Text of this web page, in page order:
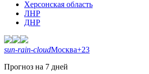
Херсонская область
ЛНР
ДНР
sun-rain-cloudМосква+23
Прогноз на 7 дней